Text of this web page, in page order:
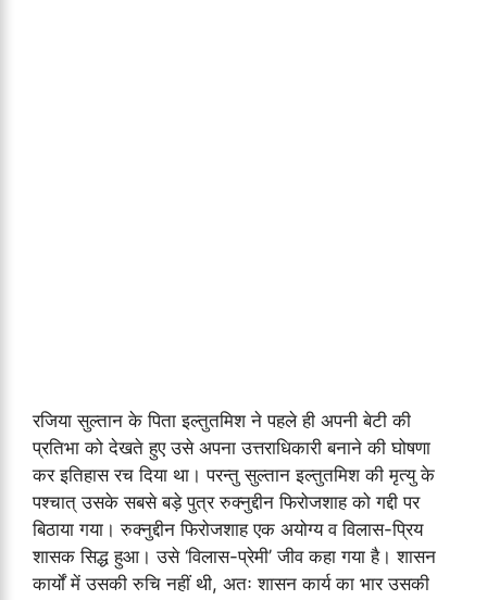
रजिया सुल्तान के पिता इल्तुतमिश ने पहले ही अपनी बेटी की
प्रतिभा को देखते हुए उसे अपना उत्तराधिकारी बनाने की घोषणा
कर इतिहास रच दिया था। परन्तु सुल्तान इल्तुतमिश की मृत्यु के
पश्चात् उसके सबसे बड़े पुत्र रुक्नुद्दीन फिरोजशाह को गद्दी पर
बिठाया गया। रुक्नुद्दीन फिरोजशाह एक अयोग्य व विलास-प्रिय
शासक सिद्ध हुआ। उसे ‘विलास-प्रेमी’ जीव कहा गया है। शासन
कार्यों में उसकी रुचि नहीं थी, अतः शासन कार्य का भार उसकी